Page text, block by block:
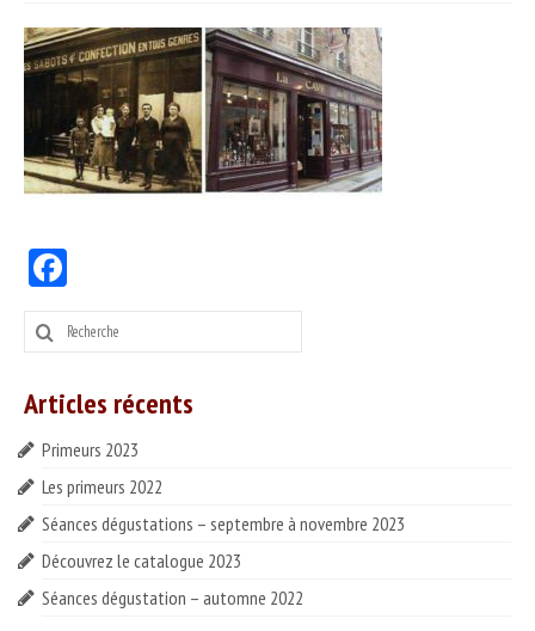
PRODUITS
Nos vins
Nos bières & cidres
Nos spiritueux
SERVICES
DÉGUSTER
CONTACT
ESPACE PROS
Rechercher
:
Articles récents
Primeurs 2023
Les primeurs 2022
Séances dégustations – septembre à novembre 2023
Découvrez le catalogue 2023
Séances dégustation – automne 2022